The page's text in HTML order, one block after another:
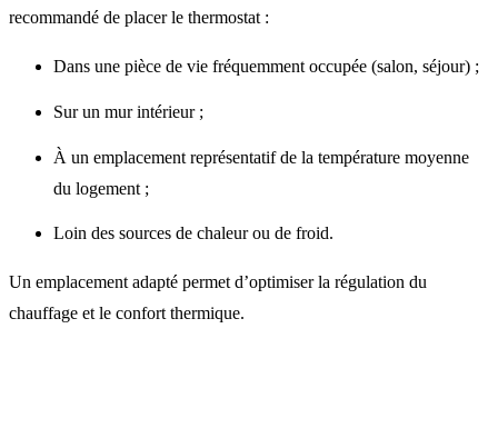
recommandé de placer le thermostat :
Dans une pièce de vie fréquemment occupée (salon, séjour) ;
Sur un mur intérieur ;
À un emplacement représentatif de la température moyenne
du logement ;
Loin des sources de chaleur ou de froid.
Un emplacement adapté permet d’optimiser la régulation du
chauffage et le confort thermique.